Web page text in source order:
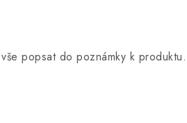
popsat do poznámky k produktu.